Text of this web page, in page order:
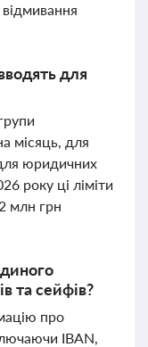
для
місяць, для
юридичних
року ці ліміти
млн грн
та сейфів?
про
IBAN,